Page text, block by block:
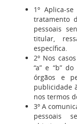
1º Aplica-
tratamento
pessoais
titular,
específica.
2º Nos
“a” e “b”
órgãos e
publicidade
nos termos
3º A
pessoais